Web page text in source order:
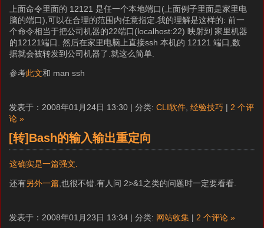
上面命令里面的 12121 是任一个本地端口(上面例子里面是家里电
脑的端口),可以在合理的范围内任意指定.我的理解是这样的: 前一
个命令相当于把公司机器的22端口(localhost:22) 映射到 家里机器
的12121端口. 然后在家里电脑上直接ssh 本机的 12121 端口,数
据就会被转发到公司机器了.就这么简单.
参考此文和 man ssh
发表于：2008年01月24日 13:30 | 分类: CLI软件 经验技巧 | 2 个评
论 »
[转]Bash的输入输出重定向
这确实是一篇强文.
还有另外一篇 ,也很不错.有人问 2>&1之类的问题时一定要看看.
发表于：2008年01月23日 13:34 | 分类: 网站收集 | 2 个评论 »